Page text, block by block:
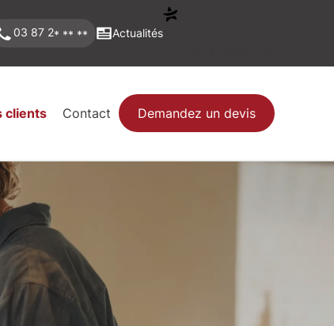
03 87 2* ** ** Actualités5
clients Contact Demandez un devis